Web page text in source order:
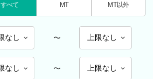
すべて MT MT以外
〜
〜